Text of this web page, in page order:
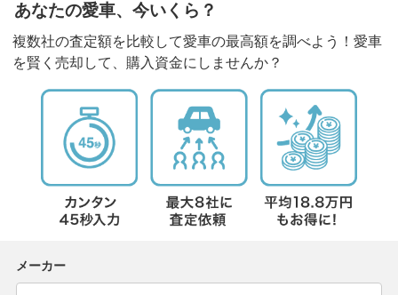
あなたの愛車、今いくら？
複数社の査定額を比較して愛車の最高額を調べよう！愛車
を賢く売却して、購入資金にしませんか？
メーカー